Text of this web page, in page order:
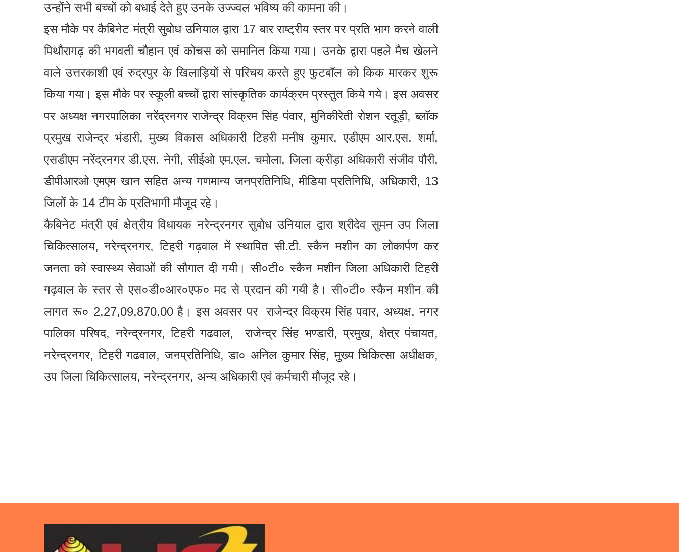
उन्होंने सभी बच्चों को बधाई देते हुए उनके उज्ज्वल भविष्य की कामना की।
इस मौके पर कैबिनेट मंत्री सुबोध उनियाल द्वारा 17 बार राष्ट्रीय स्तर पर प्रति भाग करने वाली
पिथौरागढ़ की भगवती चौहान एवं कोचस को समानित किया गया। उनके द्वारा पहले मैच खेलने
वाले उत्तरकाशी एवं रुद्रपुर के खिलाड़ियों से परिचय करते हुए फुटबॉल को किक मारकर शुरू
किया गया। इस मौके पर स्कूली बच्चों द्वारा सांस्कृतिक कार्यक्रम प्रस्तुत किये गये। इस अवसर
पर अध्यक्ष नगरपालिका नरेंद्रनगर राजेन्द्र विक्रम सिंह पंवार, मुनिकीरेती रोशन रतूड़ी, ब्लॉक
प्रमुख राजेन्द्र भंडारी, मुख्य विकास अधिकारी टिहरी मनीष कुमार, एडीएम आर.एस. शर्मा,
एसडीएम नरेंद्रनगर डी.एस. नेगी, सीईओ एम.एल. चमोला, जिला क्रीड़ा अधिकारी संजीव पौरी,
डीपीआरओ एमएम खान सहित अन्य गणमान्य जनप्रतिनिधि, मीडिया प्रतिनिधि, अधिकारी, 13
जिलों के 14 टीम के प्रतिभागी मौजूद रहे।
कैबिनेट मंत्री एवं क्षेत्रीय विधायक नरेन्द्रनगर सुबोध उनियाल द्वारा श्रीदेव सुमन उप जिला
चिकित्सालय, नरेन्द्रनगर, टिहरी गढ़वाल में स्थापित सी.टी. स्कैन मशीन का लोकार्पण कर
जनता को स्वास्थ्य सेवाओं की सौगात दी गयी। सी०टी० स्कैन मशीन जिला अधिकारी टिहरी
गढ़वाल के स्तर से एस०डी०आर०एफ० मद से प्रदान की गयी है। सी०टी० स्कैन मशीन की
लागत रू० 2,27,09,870.00 है। इस अवसर पर राजेन्द्र विक्रम सिंह पवार, अध्यक्ष, नगर
पालिका परिषद, नरेन्द्रनगर, टिहरी गढवाल, राजेन्द्र सिंह भण्डारी, प्रमुख, क्षेत्र पंचायत,
नरेन्द्रनगर, टिहरी गढवाल, जनप्रतिनिधि, डा० अनिल कुमार सिंह, मुख्य चिकित्सा अधीक्षक,
उप जिला चिकित्सालय, नरेन्द्रनगर, अन्य अधिकारी एवं कर्मचारी मौजूद रहे।